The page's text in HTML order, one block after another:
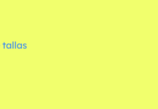
tallas